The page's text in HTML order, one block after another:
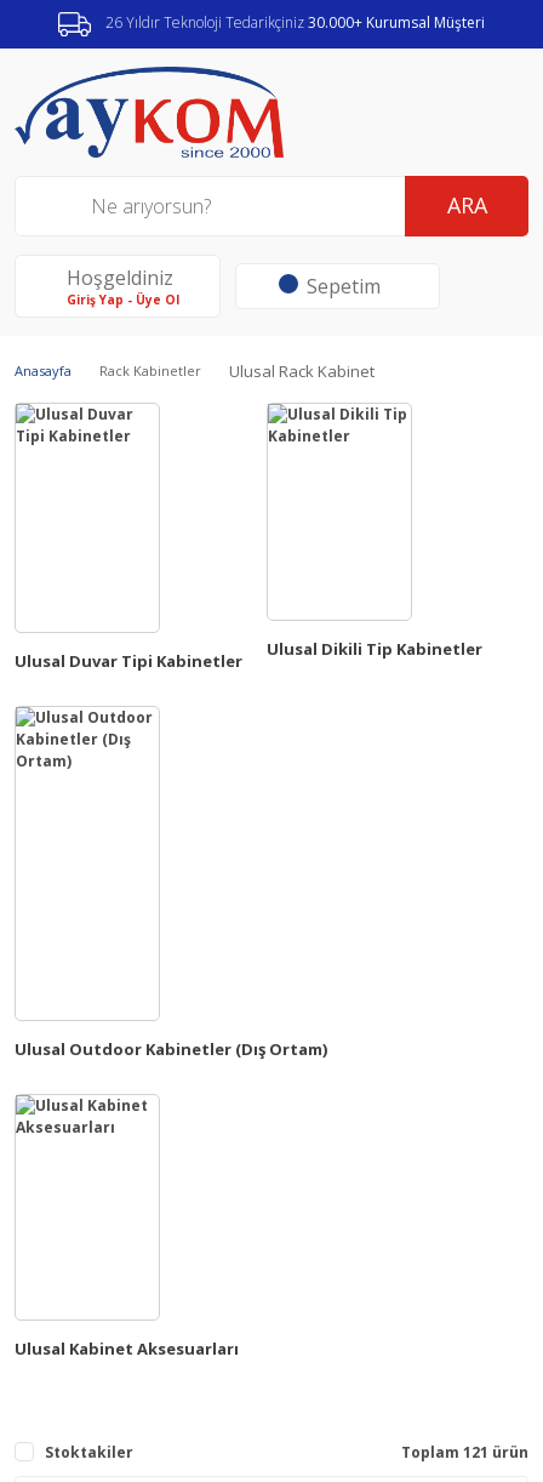
26 Yıldır Teknoloji Tedarikçiniz30.000+ Kurumsal Müşteri
ARA
Hoşgeldiniz
Giriş Yap - Üye Ol Sepetim
Anasayfa Rack Kabinetler Ulusal Rack Kabinet
Ulusal Duvar Tipi Kabinetler
Ulusal Dikili Tip Kabinetler
Ulusal Outdoor Kabinetler (Dış Ortam)
Ulusal Kabinet Aksesuarları
Stoktakiler Toplam 121 ürün